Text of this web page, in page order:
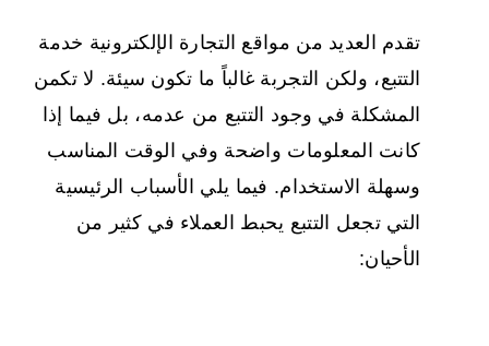
تقدم العديد من مواقع التجارة الإلكترونية خدمة
التتبع، ولكن التجربة غالباً ما تكون سيئة. لا تكمن
المشكلة في وجود التتبع من عدمه، بل فيما إذا
كانت المعلومات واضحة وفي الوقت المناسب
وسهلة الاستخدام. فيما يلي الأسباب الرئيسية
التي تجعل التتبع يحبط العملاء في كثير من
الأحيان: